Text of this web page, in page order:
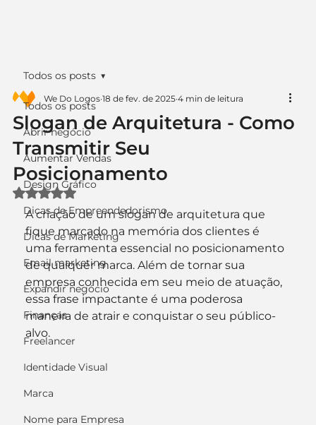
Todos os posts
Abrir negócio
Aumentar Vendas
Design Gráfico
Dicas de Empreendedorismo
Dicas de Marketing
Email marketing
Expandir negócio
Finanças
Freelancer
Identidade Visual
Marca
Nome para Empresa
Todos os posts
Slogan de Arquitetura - Como
Transmitir Seu
Posicionamento
We Do Logos 18 de fev. de 2025 4 min de leitura
Avaliado com NaN de 5 estrelas.
A criação de um slogan de arquitetura que
fique marcado na memória dos clientes é
uma ferramenta essencial no posicionamento
de qualquer marca. Além de tornar sua
empresa conhecida em seu meio de atuação,
essa frase impactante é uma poderosa
maneira de atrair e conquistar o seu público-
alvo.